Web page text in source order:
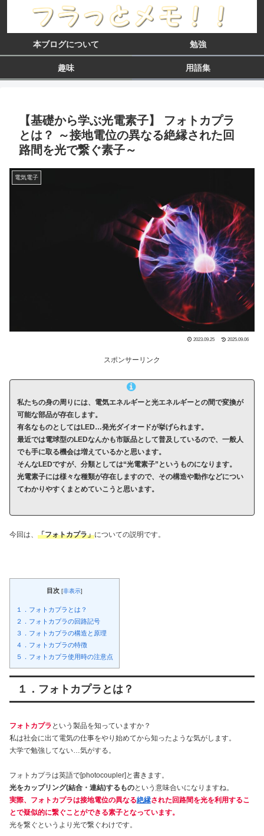
本ブログについて 勉強
趣味 用語集
【基礎から学ぶ光電素子】 フォトカプラ
とは？ ～接地電位の異なる絶縁された回
路間を光で繋ぐ素子～
電気電子
2023.09.25 2025.09.06
スポンサーリンク
私たちの身の周りには、電気エネルギーと光エネルギーとの間で変換が
可能な部品が存在します。
有名なものとしてはLED…発光ダイオードが挙げられます。
最近では電球型のLEDなんかも市販品として普及しているので、一般人
でも手に取る機会は増えているかと思います。
そんなLEDですが、分類としては“光電素子”というものになります。
光電素子には様々な種類が存在しますので、その構造や動作などについ
てわかりやすくまとめていこうと思います。
今回は、 「フォトカプラ」についての説明です。
目次 [非表示]
１．フォトカプラとは？
２．フォトカプラの回路記号
３．フォトカプラの構造と原理
４．フォトカプラの特徴
５．フォトカプラ使用時の注意点
１．フォトカプラとは？
フォトカプラ という製品を知っていますか？
私は社会に出て電気の仕事をやり始めてから知ったような気がします。
大学で勉強してない…気がする。
フォトカプラは英語で[photocoupler]と書きます。
光をカップリング(結合・連結)するものという意味合いになりますね。
実際、フォトカプラは接地電位の異なる絶縁された回路間を光を利用するこ
とで疑似的に繋ぐことができる素子となっています。
光を繋ぐというより光で繋ぐわけです。